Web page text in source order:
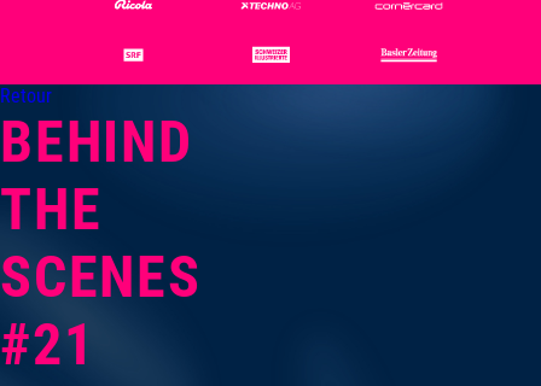
Retour
BEHIND
THE
SCENES
#21